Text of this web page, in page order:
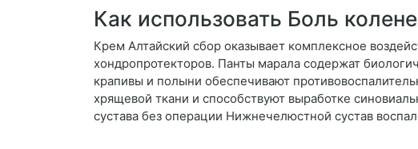
Как использовать Боль
Крем Алтайский сбор оказывает комплексное
хондропротекторов. Панты марала содержат
крапивы и полыни обеспечивают
хрящевой ткани и способствуют выработке
сустава без операции Нижнечелюстной сустав